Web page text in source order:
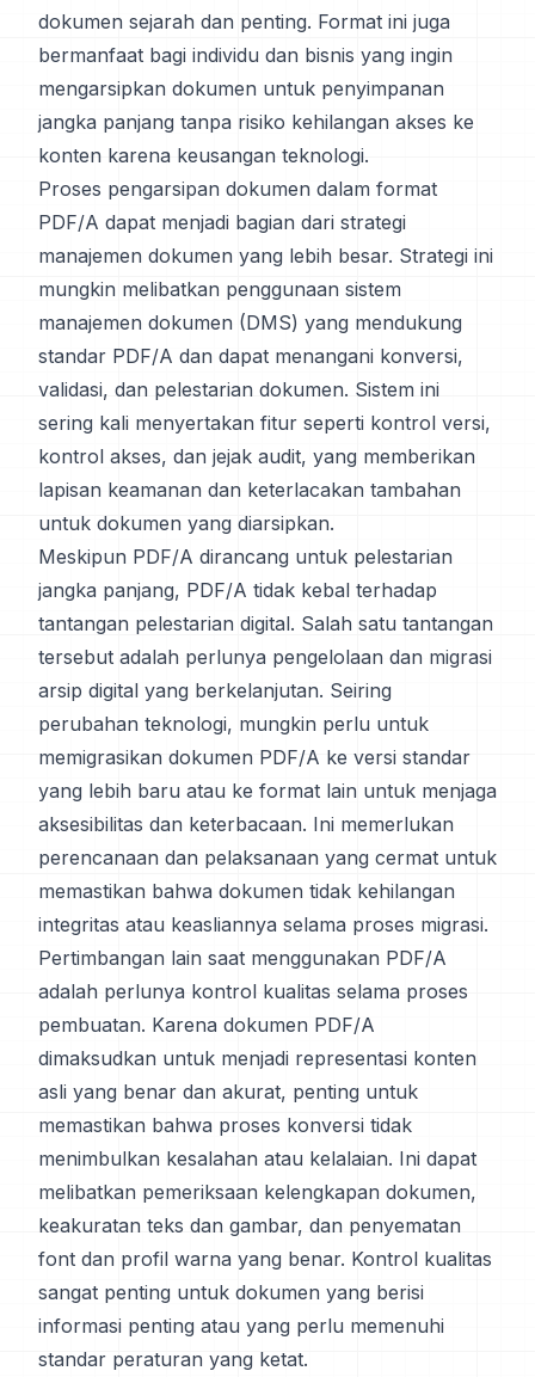
dokumen sejarah dan penting. Format ini juga
bermanfaat bagi individu dan bisnis yang ingin
mengarsipkan dokumen untuk penyimpanan
jangka panjang tanpa risiko kehilangan akses ke
konten karena keusangan teknologi.
Proses pengarsipan dokumen dalam format
PDF/A dapat menjadi bagian dari strategi
manajemen dokumen yang lebih besar. Strategi ini
mungkin melibatkan penggunaan sistem
manajemen dokumen (DMS) yang mendukung
standar PDF/A dan dapat menangani konversi,
validasi, dan pelestarian dokumen. Sistem ini
sering kali menyertakan fitur seperti kontrol versi,
kontrol akses, dan jejak audit, yang memberikan
lapisan keamanan dan keterlacakan tambahan
untuk dokumen yang diarsipkan.
Meskipun PDF/A dirancang untuk pelestarian
jangka panjang, PDF/A tidak kebal terhadap
tantangan pelestarian digital. Salah satu tantangan
tersebut adalah perlunya pengelolaan dan migrasi
arsip digital yang berkelanjutan. Seiring
perubahan teknologi, mungkin perlu untuk
memigrasikan dokumen PDF/A ke versi standar
yang lebih baru atau ke format lain untuk menjaga
aksesibilitas dan keterbacaan. Ini memerlukan
perencanaan dan pelaksanaan yang cermat untuk
memastikan bahwa dokumen tidak kehilangan
integritas atau keasliannya selama proses migrasi.
Pertimbangan lain saat menggunakan PDF/A
adalah perlunya kontrol kualitas selama proses
pembuatan. Karena dokumen PDF/A
dimaksudkan untuk menjadi representasi konten
asli yang benar dan akurat, penting untuk
memastikan bahwa proses konversi tidak
menimbulkan kesalahan atau kelalaian. Ini dapat
melibatkan pemeriksaan kelengkapan dokumen,
keakuratan teks dan gambar, dan penyematan
font dan profil warna yang benar. Kontrol kualitas
sangat penting untuk dokumen yang berisi
informasi penting atau yang perlu memenuhi
standar peraturan yang ketat.